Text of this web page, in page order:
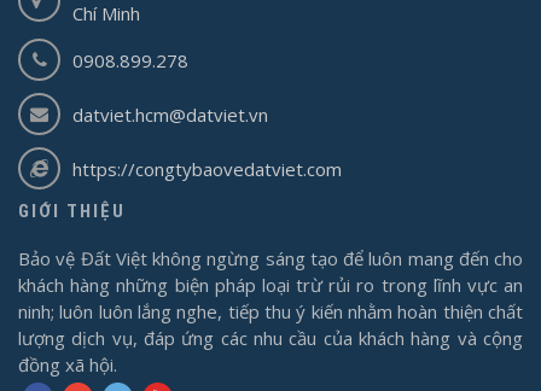
Chí Minh
0908.899.278
datviet.hcm@datviet.vn
https://congtybaovedatviet.com
GIỚI THIỆU
Bảo vệ Đất Việt không ngừng sáng tạo để luôn mang đến cho
khách hàng những biện pháp loại trừ rủi ro trong lĩnh vực an
ninh; luôn luôn lắng nghe, tiếp thu ý kiến nhằm hoàn thiện chất
lượng dịch vụ, đáp ứng các nhu cầu của khách hàng và cộng
đồng xã hội.